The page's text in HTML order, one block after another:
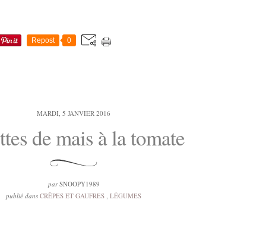
Repost 0
MARDI, 5 JANVIER 2016
de mais à la tomate
parSNOOPY1989
publié dans CRÊPES ET GAUFRES , LÉGUMES